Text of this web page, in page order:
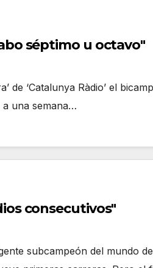
séptimo u octavo"
de ‘Catalunya Ràdio’ el
a una semana…
consecutivos"
subcampeón del mundo